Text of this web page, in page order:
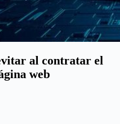
al contratar el
web